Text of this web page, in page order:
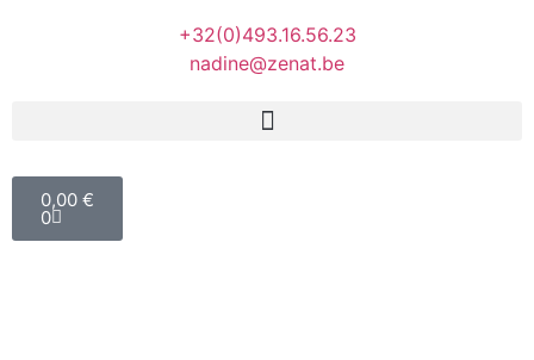
+32(0)493.16.56.23
nadine@zenat.be
0,00 €
0